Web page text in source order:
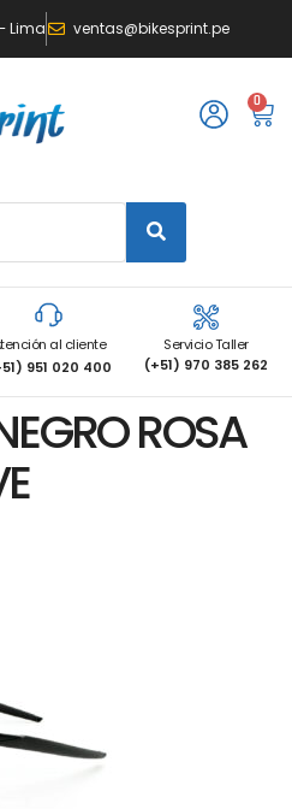
Lima ventas@bikesprint.pe
0
al cliente
951 020 400
Servicio Taller
(+51) 970 385 262
ROSA